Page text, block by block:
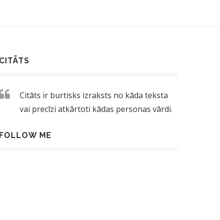
Citāts ir burtisks izraksts no kāda teksta
vai precīzi atkārtoti kādas personas vārdi.
ME